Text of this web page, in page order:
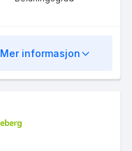
Mer informasjon